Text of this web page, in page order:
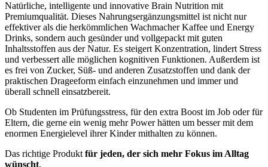
Natürliche, intelligente und innovative Brain Nutrition mit
Premiumqualität. Dieses Nahrungsergänzungsmittel ist nicht nur
effektiver als die herkömmlichen Wachmacher Kaffee und Energy
Drinks, sondern auch gesünder und vollgepackt mit guten
Inhaltsstoffen aus der Natur. Es steigert Konzentration, lindert Stress
und verbessert alle möglichen kognitiven Funktionen. Außerdem ist
es frei von Zucker, Süß- und anderen Zusatzstoffen und dank der
praktischen Drageeform einfach einzunehmen und immer und
überall schnell einsatzbereit.
Ob Studenten im Prüfungsstress, für den extra Boost im Job oder für
Eltern, die gerne ein wenig mehr Power hätten um besser mit dem
enormen Energielevel ihrer Kinder mithalten zu können.
Das richtige Produkt für jeden, der sich mehr Fokus im Alltag
wünscht.